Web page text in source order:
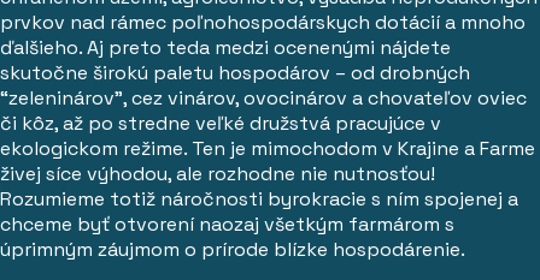
prvkov nad rámec poľnohospodárskych dotácií a mnoho
ďalšieho. Aj preto teda medzi ocenenými nájdete
skutočne širokú paletu hospodárov – od drobných
“zeleninárov”, cez vinárov, ovocinárov a chovateľov oviec
či kôz, až po stredne veľké družstvá pracujúce v
ekologickom režime. Ten je mimochodom v Krajine a Farme
živej síce výhodou, ale rozhodne nie nutnosťou!
Rozumieme totiž náročnosti byrokracie s ním spojenej a
chceme byť otvorení naozaj všetkým farmárom s
úprimným záujmom o prírode blízke hospodárenie.